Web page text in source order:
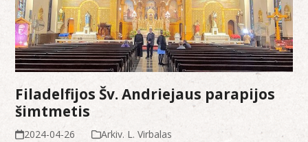
Filadelfijos Šv. Andriejaus parapijos
šimtmetis
2024-04-26 Arkiv. L. Virbalas